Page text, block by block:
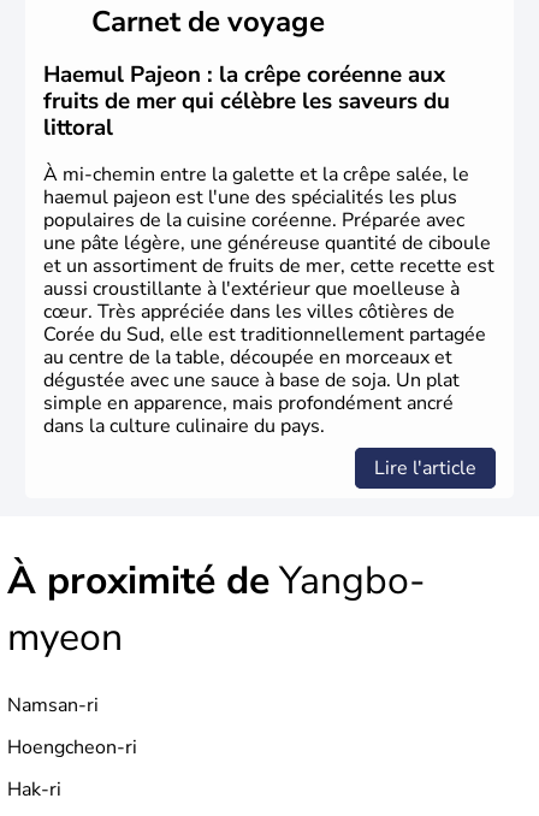
christianisme et le bouddhisme en sont les deux
principales religions. Ce pays partage sa culture avec la
Corée du Nord. Les Jeux Olympiques s’y sont déroulés en
1988, de même que la Coupe du Monde de football en
2002, en collaboration avec le Japon.
Carnet de voyage
Haemul Pajeon : la crêpe coréenne aux
fruits de mer qui célèbre les saveurs du
littoral
À mi-chemin entre la galette et la crêpe salée, le
haemul pajeon est l'une des spécialités les plus
populaires de la cuisine coréenne. Préparée avec
une pâte légère, une généreuse quantité de ciboule
et un assortiment de fruits de mer, cette recette est
aussi croustillante à l'extérieur que moelleuse à
cœur. Très appréciée dans les villes côtières de
Corée du Sud, elle est traditionnellement partagée
au centre de la table, découpée en morceaux et
dégustée avec une sauce à base de soja. Un plat
simple en apparence, mais profondément ancré
dans la culture culinaire du pays.
Lire l'article
À proximité deYangbo-
myeon
Namsan-ri
Hoengcheon-ri
Hak-ri